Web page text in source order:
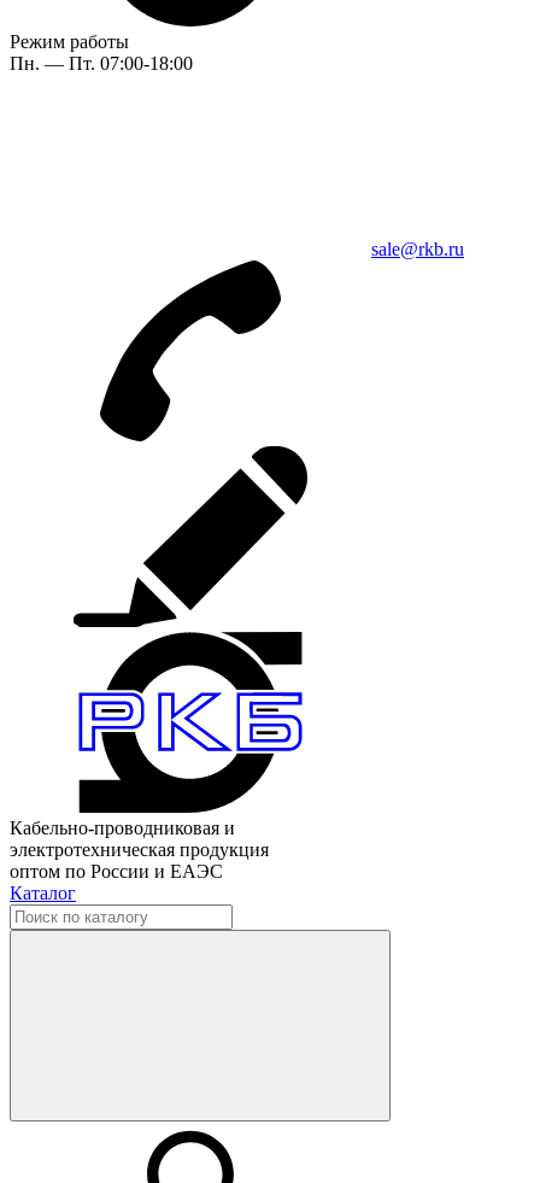
Режим работы
Пн. — Пт. 07:00-18:00
sale@rkb.ru
Кабельно-проводниковая и
электротехническая продукция
оптом по России и ЕАЭС
Каталог